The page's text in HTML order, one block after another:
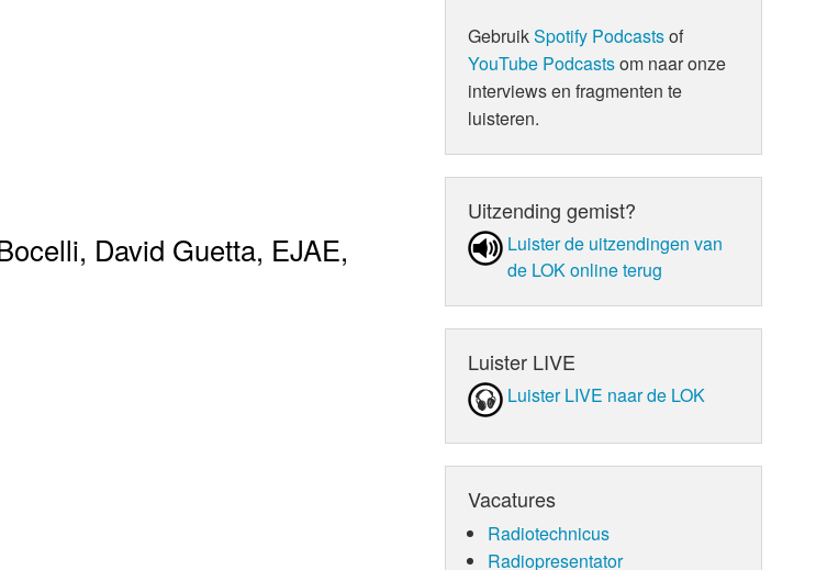
David Guetta, EJAE,
GebruikSpotify Podcastsof
YouTube Podcastsom naar onze
interviews en fragmenten te
luisteren.
Uitzending gemist?
Luister de uit­zen­din­gen van
de LOK online terug
Luister LIVE
Luister LIVE naar de LOK
Vacatures
Radiotechnicus
Radiopresentator